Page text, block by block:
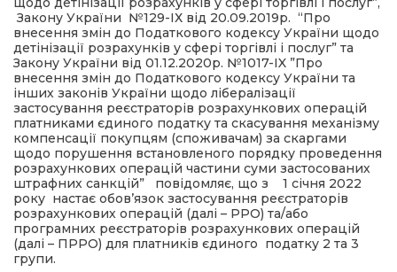
Закону України №129-ІХ від 20.09.2019р. “Про
внесення змін до Податкового кодексу України щодо
детінізації розрахунків у сфері торгівлі і послуг” та
Закону України від 01.12.2020р. №1017-IX ”Про
внесення змін до Податкового кодексу України та
інших законів України щодо лібералізації
застосування реєстраторів розрахункових операцій
платниками єдиного податку та скасування механізму
компенсації покупцям (споживачам) за скаргами
щодо порушення встановленого порядку проведення
розрахункових операцій частини суми застосованих
штрафних санкцій” повідомляє, що з 1 січня 2022
року настає обов’язок застосування реєстраторів
розрахункових операцій (далі – РРО) та/або
програмних реєстраторів розрахункових операцій
(далі – ПРРО) для платників єдиного податку 2 та 3
групи.